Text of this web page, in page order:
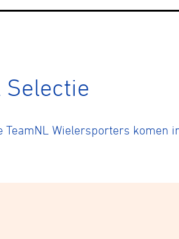
Selectie
TeamNL Wielersporters komen
Veldrijden